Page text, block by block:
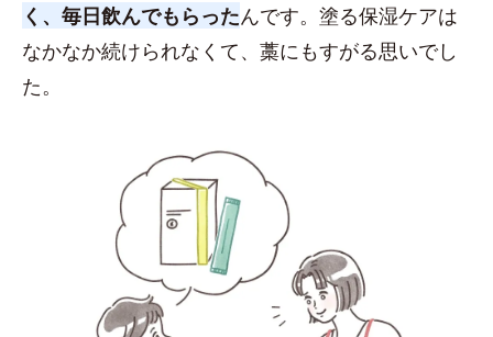
く、毎日飲んでもらったんです。塗る保湿ケアは
なかなか続けられなくて、藁にもすがる思いでし
た。